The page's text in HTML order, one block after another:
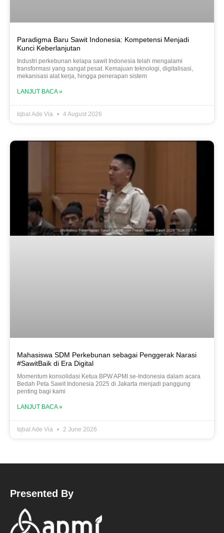
Paradigma Baru Sawit Indonesia: Kompetensi Menjadi
Kunci Keberlanjutan
Industri perkebunan kelapa sawit Indonesia telah mengalami
transformasi yang sangat pesat. Kemajuan teknologi, digitalisasi,
mekanisasi alat kerja, hingga penerapan sistem
LANJUT BACA »
Iqbal Ade Via 4 August 2026
Mahasiswa SDM Perkebunan sebagai Penggerak Narasi
#SawitBaik di Era Digital
Momentum konsolidasi Ketua BPW APMI se-Indonesia dalam acara
Bedah Peta Sawit Indonesia 2025 di Jakarta menjadi panggung
penting bagi kami
LANJUT BACA »
Iqbal Ade Via 2 June 2026
Presented By